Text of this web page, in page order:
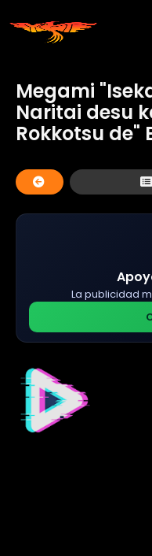
Megami
Naritai desu
Rokkotsu de"
La publicidad